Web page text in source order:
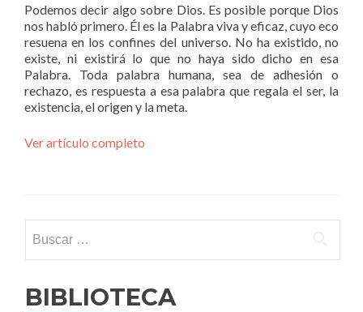
Podemos decir algo sobre Dios. Es posible porque Dios
nos habló primero. Él es la Palabra viva y eficaz, cuyo eco
resuena en los confines del universo. No ha existido, no
existe, ni existirá lo que no haya sido dicho en esa
Palabra. Toda palabra humana, sea de adhesión o
rechazo, es respuesta a esa palabra que regala el ser, la
existencia, el origen y la meta.
Ver artículo completo
BIBLIOTECA